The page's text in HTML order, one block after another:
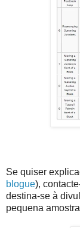
Se quiser
blogue),
destina-se à
pequena